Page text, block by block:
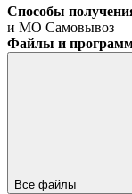
Способы
и МО Самовывоз
Файлы и
Все файлы